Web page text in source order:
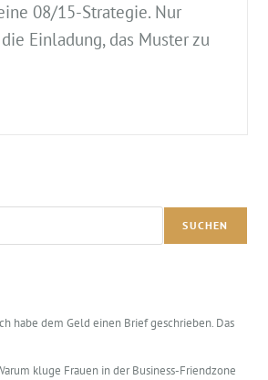
08/15-Strategie. Nur
Einladung, das Muster zu
SUCHEN
habe dem Geld einen Brief geschrieben. Das
kluge Frauen in der Business-Friendzone